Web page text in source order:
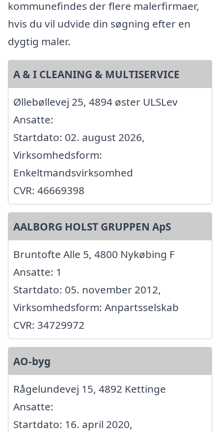
kommunefindes der flere malerfirmaer,
hvis du vil udvide din søgning efter en
dygtig maler.
A & I CLEANING & MULTISERVICE
Øllebøllevej 25, 4894 øster ULSLev
Ansatte:
Startdato: 02. august 2026,
Virksomhedsform:
Enkeltmandsvirksomhed
CVR: 46669398
AALBORG HOLST GRUPPEN ApS
Bruntofte Alle 5, 4800 Nykøbing F
Ansatte: 1
Startdato: 05. november 2012,
Virksomhedsform: Anpartsselskab
CVR: 34729972
AO-byg
Rågelundevej 15, 4892 Kettinge
Ansatte:
Startdato: 16. april 2020,